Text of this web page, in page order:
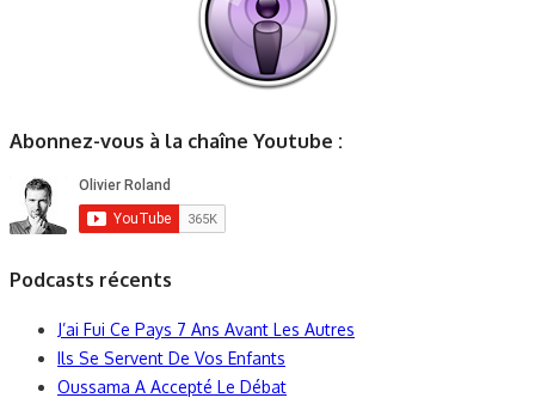
Abonnez-vous à la chaîne Youtube :
Podcasts récents
J’ai Fui Ce Pays 7 Ans Avant Les Autres
Ils Se Servent De Vos Enfants
Oussama A Accepté Le Débat